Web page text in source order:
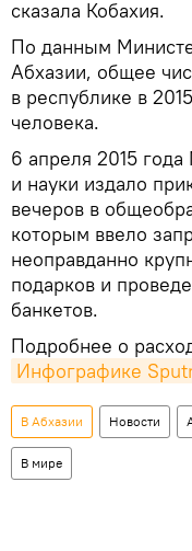
сказала Кобахия.
По данным
Абхазии, общее
в республике в
человека.
6 апреля 2015
и науки издало
вечеров в
которым ввело
неоправданно
подарков и
банкетов.
Подробнее о
Инфографике
В Абхазии Новости
В мире